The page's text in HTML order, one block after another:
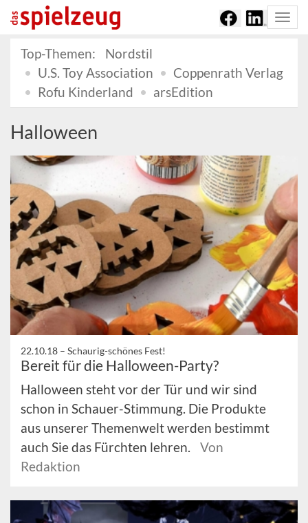
Top-Themen:
Nordstil
U.S. Toy Association
Coppenrath Verlag
Rofu Kinderland
arsEdition
Halloween
22.10.18 – Schaurig-schönes Fest!
Bereit für die Halloween-Party?
Halloween steht vor der Tür und wir sind
schon in Schauer-Stimmung. Die Produkte
aus unserer Themenwelt werden bestimmt
auch Sie das Fürchten lehren.
Von
Redaktion